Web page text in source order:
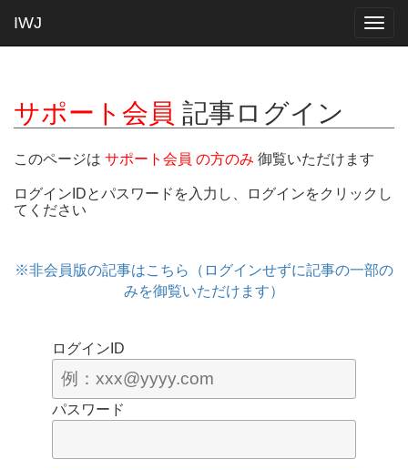
IWJ
サポート会員 記事ログイン
このページは サポート会員 の方のみ 御覧いただけます
ログインIDとパスワードを入力し、ログインをクリックし
てください
※非会員版の記事はこちら（ログインせずに記事の一部の
みを御覧いただけます）
ログインID
パスワード